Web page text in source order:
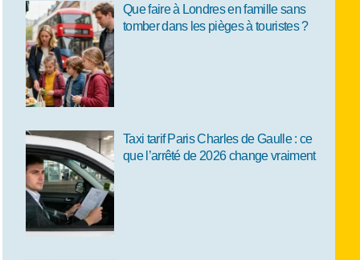
Que faire à Londres en famille sans
tomber dans les pièges à touristes ?
Taxi tarif Paris Charles de Gaulle : ce
que l’arrêté de 2026 change vraiment